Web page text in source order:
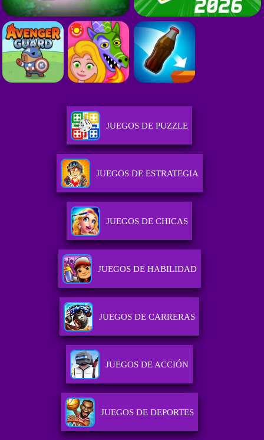
JUEGOS DE PUZZLE
JUEGOS DE ESTRATEGIA
JUEGOS DE CHICAS
JUEGOS DE HABILIDAD
JUEGOS DE CARRERAS
JUEGOS DE ACCIÓN
JUEGOS DE DEPORTES